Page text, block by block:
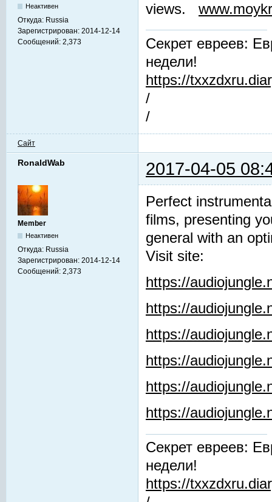
Неактивен
Откуда: Russia
Зарегистрирован: 2014-12-14
Сообщений: 2,373
views.
Секрет евреев:
недели!
https://
/
/
Сайт
RonaldWab 2017-04-05
Member
Неактивен
Откуда: Russia
Зарегистрирован: 2014-12-14
Сообщений: 2,373
Perfect
films, presenting
general with an
Visit site:
https://
https://
https://
https://
https://
https://
Секрет евреев:
недели!
https://